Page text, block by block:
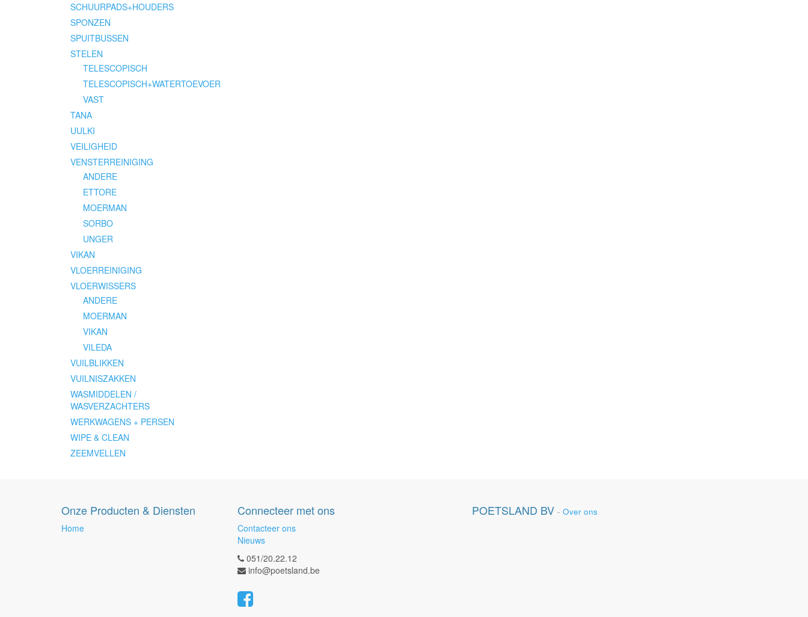
SCHUURPADS+HOUDERS
SPONZEN
SPUITBUSSEN
STELEN
TELESCOPISCH
TELESCOPISCH+WATERTOEVOER
VAST
TANA
UULKI
VEILIGHEID
VENSTERREINIGING
ANDERE
ETTORE
MOERMAN
SORBO
UNGER
VIKAN
VLOERREINIGING
VLOERWISSERS
ANDERE
MOERMAN
VIKAN
VILEDA
VUILBLIKKEN
VUILNISZAKKEN
WASMIDDELEN /
WASVERZACHTERS
WERKWAGENS + PERSEN
WIPE & CLEAN
ZEEMVELLEN
Onze Producten & Diensten
Home
Connecteer met ons
Contacteer ons
Nieuws
051/20.22.12
info@poetsland.be
POETSLAND BV - Over ons